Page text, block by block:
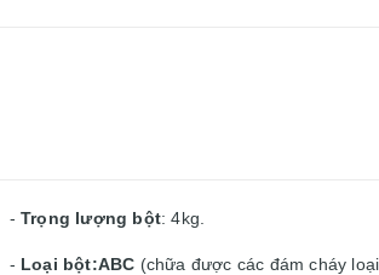
- Trọng lượng bột: 4kg.
- Loại bột:ABC (chữa được các đám cháy